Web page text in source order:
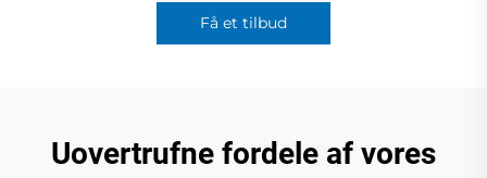
Få et tilbud
Uovertrufne fordele af vores